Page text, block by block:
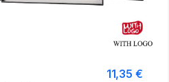
11,35 €